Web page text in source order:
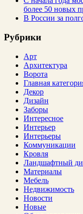
более 50 новых
В России за
Рубрики
Арт
Архитектура
Ворота
Главная
Декор
Дизайн
Заборы
Интересное
Интерьер
Интерьеры
Коммуникации
Кровля
Ландшафтный
Материалы
Мебель
Недвижимость
Новости
Новые